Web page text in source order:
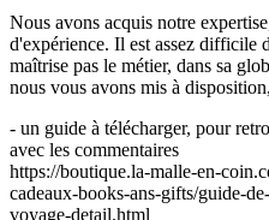
Nous avons acquis notre
d'expérience. Il est assez difficile
maîtrise pas le métier, dans sa
nous vous avons mis à
- un guide à télécharger, pour
avec les commentaires
https://boutique.la-malle-en-
cadeaux-books-ans-gifts/guide-
voyage-detail.html